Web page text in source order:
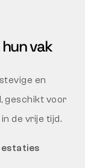
vak
en
geschikt voor
de vrije tijd.